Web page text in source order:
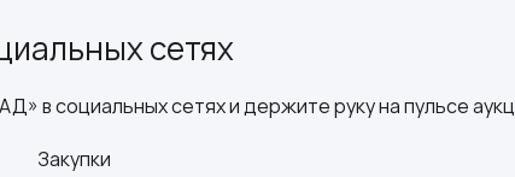
сетях
в социальных сетях и держите руку на пульсе
Закупки